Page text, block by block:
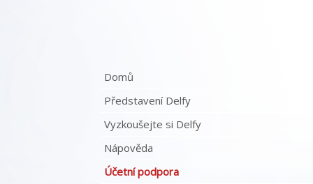
Domů
Představení Delfy
Vyzkoušejte si Delfy
Nápověda
Účetní podpora